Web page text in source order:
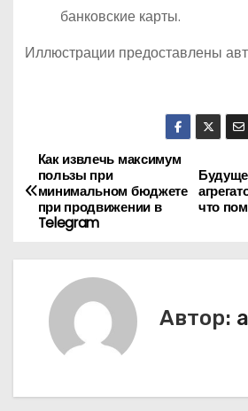
банковские карты.
Иллюстрации предоставлены
Н
а
ц
что
Как извлечь максимум
пользы при
минимальном бюджете
при продвижении в
Telegram
Автор: